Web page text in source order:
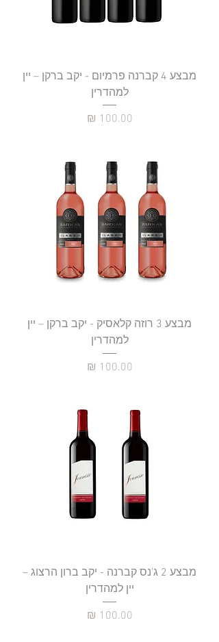
מבצע 4 קברנה פרמיום - יקב ברקן – יין
למהדרין
מחיר
מבצע 3 רוזה קלאסיק - יקב ברקן – יין
למהדרין
מחיר
מבצע 2 ג'נס קברנה - יקב ברון הרצוג –
יין למהדרין
מחיר